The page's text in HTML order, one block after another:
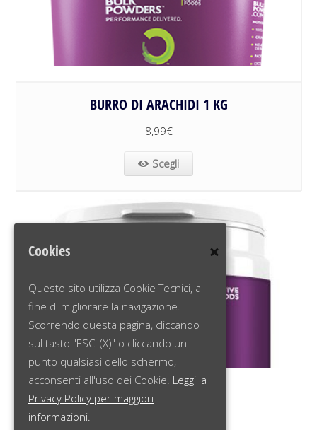
BURRO DI ARACHIDI 1 KG
8,99€
Scegli
NUTS ABOUT WHEY™
Cookies
Questo sito utilizza Cookie Tecnici, al
fine di migliorare la navigazione.
Scorrendo questa pagina, cliccando
sul tasto "ESCI (X)" o cliccando un
punto qualsiasi dello schermo,
acconsenti all'uso dei Cookie. Leggi la
Privacy Policy per maggiori
informazioni.